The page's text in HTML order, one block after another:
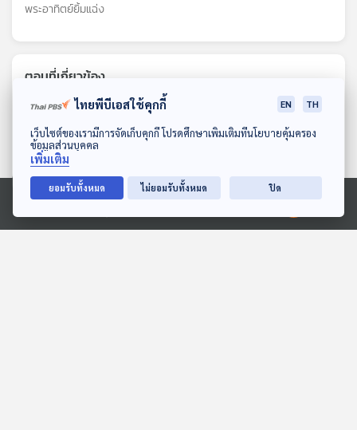
ดาวน์โหลด Thai PBS Podcast Application
Ⓒ 2020 องค์การกระจายเสียงและแพร่ภาพสาธารณะแห่งประเทศไทย
พระอาทิตย์ยิ้มแฉ่ง
ตอนที่เกี่ยวข้อง
28:08 28:08
ไทยพีบีเอสใช้คุกกี้ EN TH
เว็บไซต์ของเรามีการจัดเก็บคุกกี้ โปรดศึกษาเพิ่มเติมที่นโยบายคุ้มครอง
ข้อมูลส่วนบุคคล
เพิ่มเติม
ยอมรับทั้งหมด ไม่ยอมรับทั้งหมด ปิด